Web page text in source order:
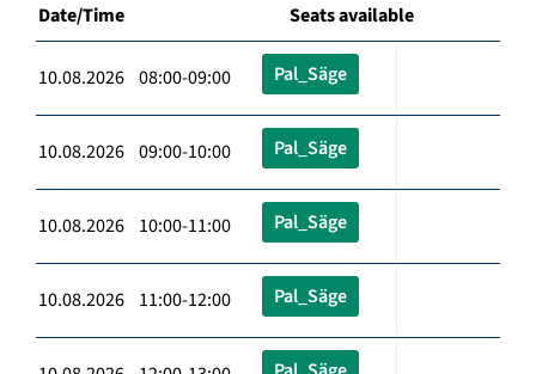
Date/Time Seats available
10.08.2026 08:00-09:00 Pal_Säge
10.08.2026 09:00-10:00 Pal_Säge
10.08.2026 10:00-11:00 Pal_Säge
10.08.2026 11:00-12:00 Pal_Säge